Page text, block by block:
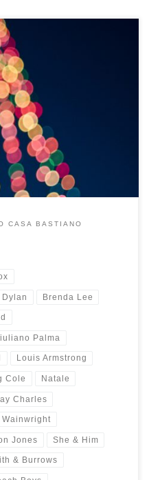
tutti i grandi artisti prima o
in cui con Wonderful
il traguardo delle 20
esagero e mi metto a
CASA BASTIANO
Dylan Brenda Lee
Palma
Louis Armstrong
Cole Natale
Charles
Wainwright
Jones She & Him
& Burrows